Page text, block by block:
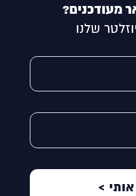
מעודכנים?
שלנו